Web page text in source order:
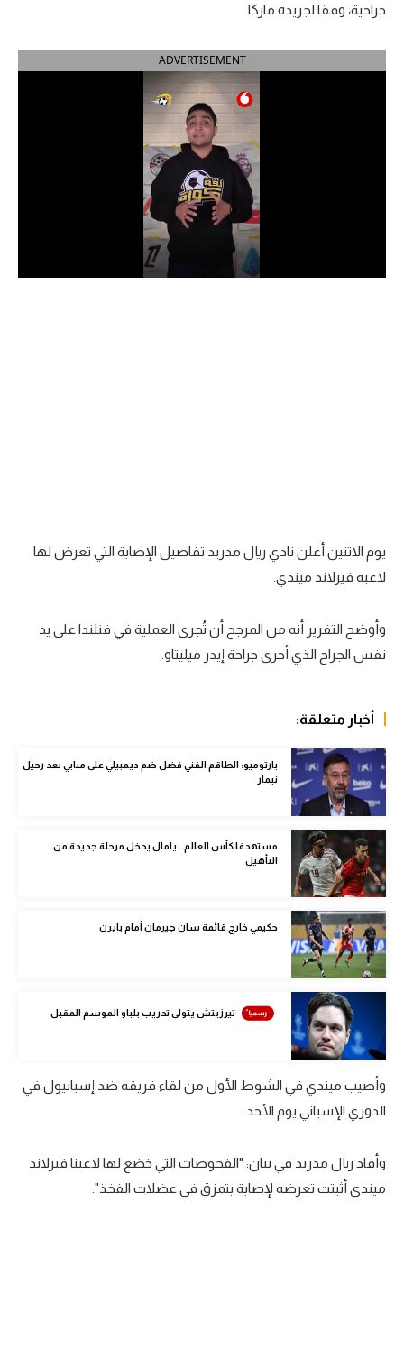
الدوري الإسباني
الدوري السعودي للمحترفين
منتخب مصر
سعودي في الجول
الدوري الإسباني
القسم الثاني
رياضات أخرى
أمم إفريقيا
كرة السلة الأمريكية
كرة سلة
كرة طائرة
الوطن العربي
في المونديال
رياضة نسائية
آسيا
أمريكا
ركن الألعاب
جراحية، وفقا لجريدة ماركا.
ADVERTISEMENT
يوم الاثنين أعلن نادي ريال مدريد تفاصيل الإصابة التي تعرض لها
لاعبه فيرلاند ميندي.
وأوضح التقرير أنه من المرجح أن تُجرى العملية في فنلندا على يد
نفس الجراح الذي أجرى جراحة إيدر ميليتاو.
أخبار متعلقة:
بارتوميو: الطاقم الفني فضل ضم ديمبيلي على مبابي بعد رحيل
نيمار
مستهدفا كأس العالم.. يامال يدخل مرحلة جديدة من
التأهيل
حكيمي خارج قائمة سان جيرمان أمام بايرن
تيرزيتش يتولى تدريب بلباو الموسم المقبل
وأصيب ميندي في الشوط الأول من لقاء فريقه ضد إسبانيول في
الدوري الإسباني يوم الأحد .
وأفاد ريال مدريد في بيان: "الفحوصات التي خضع لها لاعبنا فيرلاند
ميندي أثبتت تعرضه لإصابة بتمزق في عضلات الفخذ".